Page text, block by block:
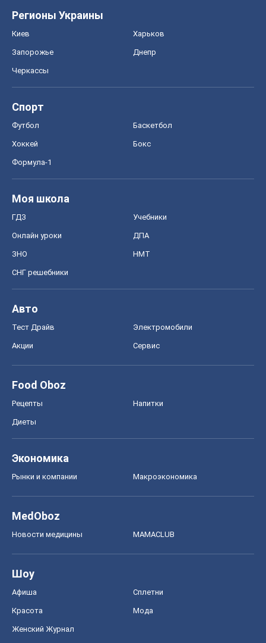
Регионы Украины
Киев Харьков
Запорожье Днепр
Черкассы
Спорт
Футбол Баскетбол
Хоккей Бокс
Формула-1
Моя школа
ГДЗ Учебники
Онлайн уроки ДПА
ЗНО НМТ
СНГ решебники
Авто
Тест Драйв Электромобили
Акции Сервис
Food Oboz
Рецепты Напитки
Диеты
Экономика
Рынки и компании Mакроэкономика
MedOboz
Новости медицины MAMACLUB
Шоу
Афиша Сплетни
Красота Мода
Женский Журнал